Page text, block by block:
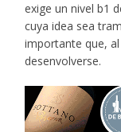
exige un nivel b1
cuya idea sea
importante que,
desenvolverse.